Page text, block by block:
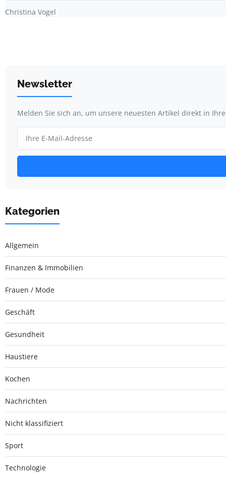
Christina Vogel
Newsletter
Melden Sie sich an, um unsere neuesten Artikel direkt in
Kategorien
Allgemein
Finanzen & Immobilien
Frauen / Mode
Geschäft
Gesundheit
Haustiere
Kochen
Nachrichten
Nicht klassifiziert
Sport
Technologie